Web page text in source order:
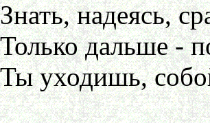
Знать, надеясь,
Только дальше -
Ты уходишь,